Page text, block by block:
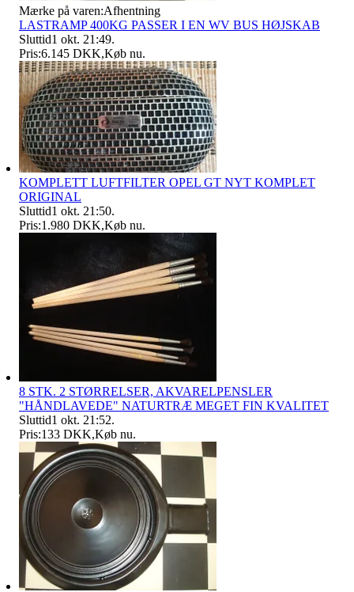
Mærke på varen:Afhentning
LASTRAMP 400KG PASSER I EN WV BUS HØJSKAB
Sluttid1 okt. 21:49.
Pris:6.145 DKK,Køb nu.
KOMPLETT LUFTFILTER OPEL GT NYT KOMPLET
ORIGINAL
Sluttid1 okt. 21:50.
Pris:1.980 DKK,Køb nu.
8 STK. 2 STØRRELSER, AKVARELPENSLER
"HÅNDLAVEDE" NATURTRÆ MEGET FIN KVALITET
Sluttid1 okt. 21:52.
Pris:133 DKK,Køb nu.